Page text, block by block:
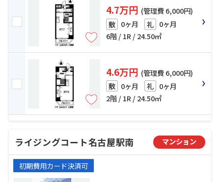
4.7万円 (管理費 6,000円)
敷 0ヶ月 礼 0ヶ月
6階 / 1R / 24.50㎡
4.6万円 (管理費 6,000円)
敷 0ヶ月 礼 0ヶ月
2階 / 1R / 24.50㎡
ライジングコート名古屋駅南 マンション
初期費用カード決済可